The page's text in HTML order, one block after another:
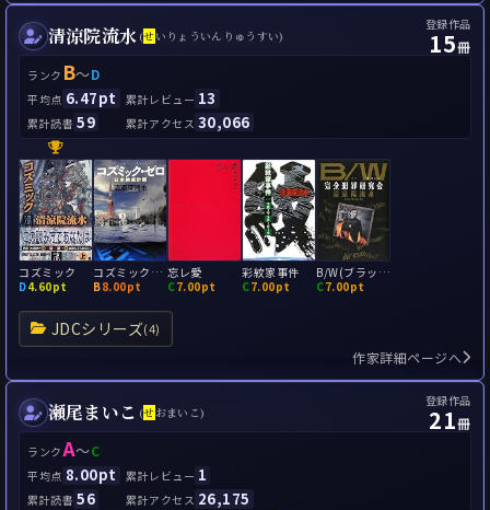
清涼院流水 (せいりょういんりゅうすい)
登録作品
15冊
ランク B～D
平均点 6.47pt 累計レビュー 13
累計読書 59 累計アクセス 30,066
JDCシリーズ(4)
コズミック
D4.60pt
コズミック・ゼロ
B8.00pt
忘レ愛
C7.00pt
彩紋家事件
C7.00pt
B/W(ブラック オア ホワイト) 完全犯罪研究会
C7.00pt
作家詳細ページへ
瀬尾まいこ (せおまいこ)
登録作品
21冊
ランクA～C
平均点 8.00pt 累計レビュー 1
累計読書 56 累計アクセス 26,175